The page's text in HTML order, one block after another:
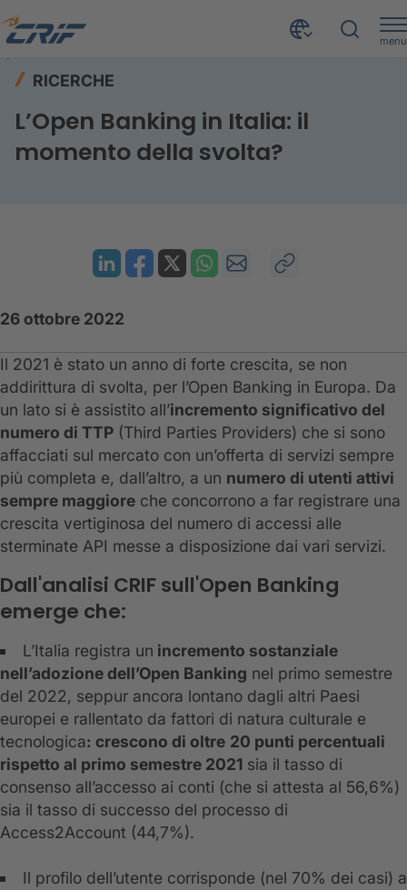
menu
RICERCHE
L’Open Banking in Italia: il
momento della svolta?
26 ottobre 2022
Il 2021 è stato un anno di forte crescita, se non
addirittura di svolta, per l’Open Banking in Europa. Da
un lato si è assistito all’incremento significativo del
numero di TTP (Third Parties Providers) che si sono
affacciati sul mercato con un’offerta di servizi sempre
più completa e, dall’altro, a un numero di utenti attivi
sempre maggiore che concorrono a far registrare una
crescita vertiginosa del numero di accessi alle
sterminate API messe a disposizione dai vari servizi.
Dall'analisi CRIF sull'Open Banking
emerge che:
L’Italia registra un incremento sostanziale
nell’adozione dell’Open Banking nel primo semestre
del 2022, seppur ancora lontano dagli altri Paesi
europei e rallentato da fattori di natura culturale e
tecnologica: crescono di oltre 20 punti percentuali
rispetto al primo semestre 2021 sia il tasso di
consenso all’accesso ai conti (che si attesta al 56,6%)
sia il tasso di successo del processo di
Access2Account (44,7%).
Il profilo dell’utente corrisponde (nel 70% dei casi) a